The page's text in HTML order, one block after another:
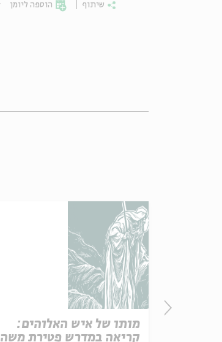
שיתוף הוספה ליומן
מותו של איש האלוהים:
קריאה במדרש פטירת משה